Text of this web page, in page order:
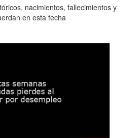
nacimientos, fallecimientos y
en esta fecha